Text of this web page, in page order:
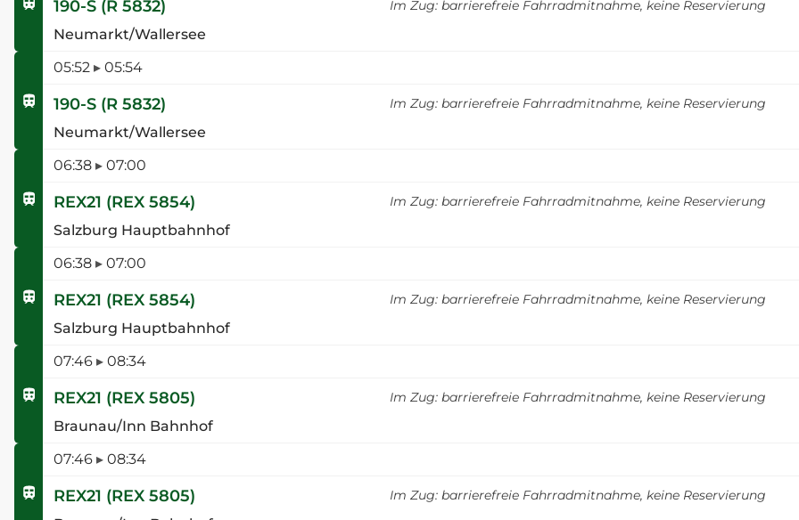
190-S (R 5832)
Neumarkt/Wallersee
Im Zug: barrierefreie Fahrradmitnahme, keine Reservierung
05:52 ▸ 05:54
190-S (R 5832)
Neumarkt/Wallersee
Im Zug: barrierefreie Fahrradmitnahme, keine Reservierung
06:38 ▸ 07:00
REX21 (REX 5854)
Salzburg Hauptbahnhof
Im Zug: barrierefreie Fahrradmitnahme, keine Reservierung
06:38 ▸ 07:00
REX21 (REX 5854)
Salzburg Hauptbahnhof
Im Zug: barrierefreie Fahrradmitnahme, keine Reservierung
07:46 ▸ 08:34
REX21 (REX 5805)
Braunau/Inn Bahnhof
Im Zug: barrierefreie Fahrradmitnahme, keine Reservierung
07:46 ▸ 08:34
REX21 (REX 5805)
Im Zug: barrierefreie Fahrradmitnahme, keine Reservierung